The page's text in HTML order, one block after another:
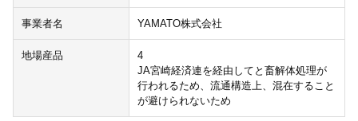
事業者名 YAMATO株式会社
地場産品
4
JA宮崎経済連を経由してと畜解体処理が
行われるため、流通構造上、混在すること
が避けられないため